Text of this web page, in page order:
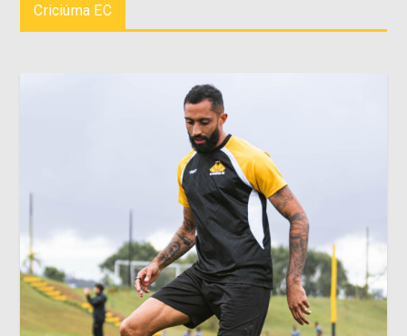
Criciúma EC